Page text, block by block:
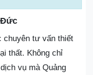
Đức
chuyên tư vấn thiết
thất. Không chỉ
vụ mà Quảng